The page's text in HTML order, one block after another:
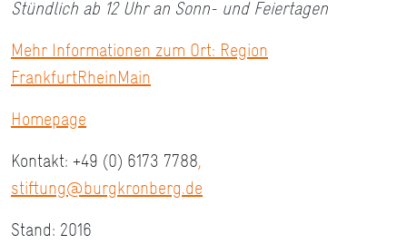
Stündlich ab 12 Uhr an Sonn- und Feiertagen
Mehr Informationen zum Ort: Region
FrankfurtRheinMain
Homepage
Kontakt: +49 (0) 6173 7788,
stiftung@burgkronberg.de
Stand: 2016